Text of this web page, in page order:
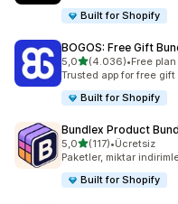
Built for Shopify
BOGOS: Free Gift
5,05 yıldız üzerinden
(4.036)
toplam 4036 •Free
Trusted app for free
Built for Shopify
Bundlex Product
5,05 yıldız üzerinden
(117)
toplam 117 değerlendirme
•Ücretsiz
Paketler, miktar
Built for Shopify